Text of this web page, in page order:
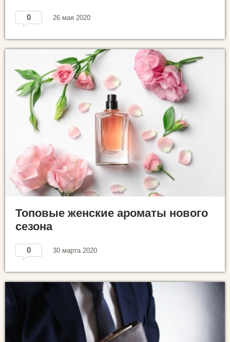
0 26 мая 2020
Топовые женские ароматы нового
сезона
0 30 марта 2020